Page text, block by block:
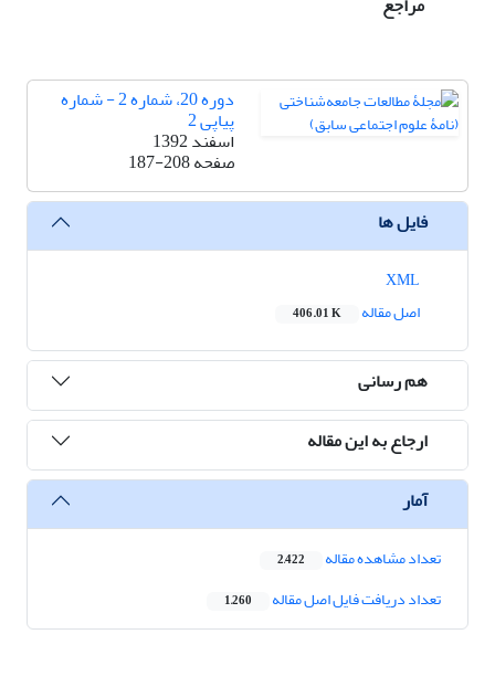
دوره 20، شماره 2 - شماره
پیاپی 2
اسفند 1392
صفحه187-208
فایل ها
اصل مقاله
406.01 K
هم رسانی
ارجاع به این مقاله
آمار
تعداد مشاهده مقاله 2,422
تعداد دریافت فایل اصل مقاله 1,260